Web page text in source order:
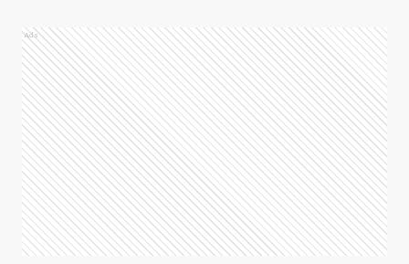
Ads